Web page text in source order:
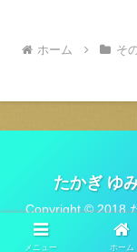
ホーム そ
たかぎ ゆ
Copyright © 2018
メニュー ホーム